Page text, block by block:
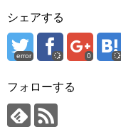
シェアする
error 0
フォローする